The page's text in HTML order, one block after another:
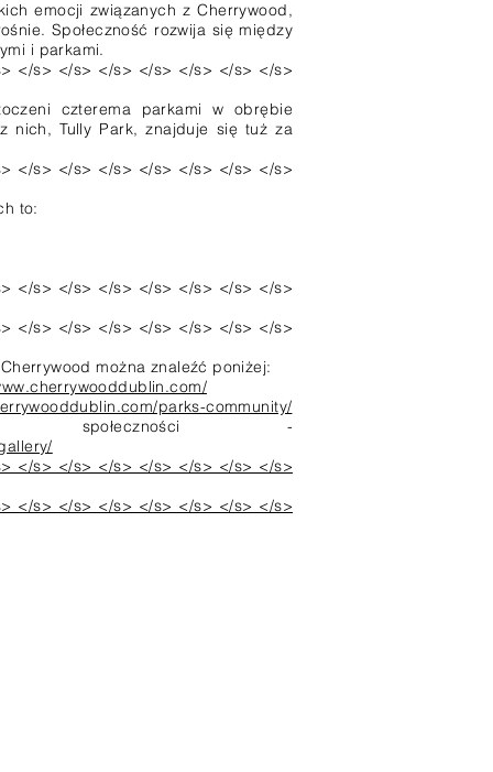
emocji związanych z Cherrywood,
Społeczność rozwija się między
i parkami.
</s> </s> </s> </s> </s> </s> </s>
czterema parkami w obrębie
nich, Tully Park, znajduje się tuż za
</s> </s> </s> </s> </s> </s> </s>
to:
</s> </s> </s> </s> </s> </s> </s>
</s> </s> </s> </s> </s> </s> </s>
można znaleźć poniżej:
parks-community/
społeczności -
</s> </s> </s> </s> </s> </s> </s>
</s> </s> </s> </s> </s> </s> </s>